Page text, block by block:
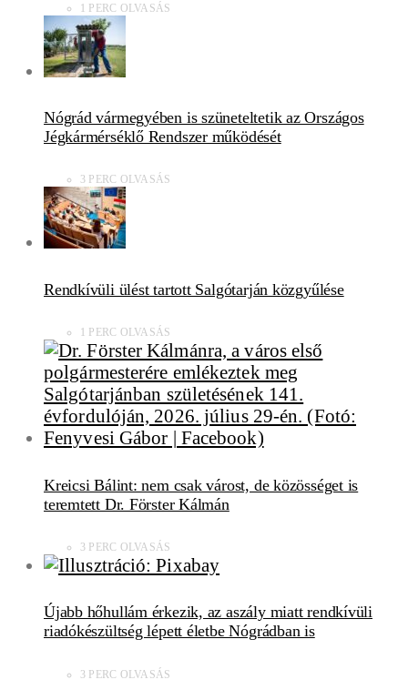
1 PERC OLVASÁS
Nógrád vármegyében is szüneteltetik az Országos
Jégkármérséklő Rendszer működését
3 PERC OLVASÁS
Rendkívüli ülést tartott Salgótarján közgyűlése
1 PERC OLVASÁS
Kreicsi Bálint: nem csak várost, de közösséget is
teremtett Dr. Förster Kálmán
3 PERC OLVASÁS
Újabb hőhullám érkezik, az aszály miatt rendkívüli
riadókészültség lépett életbe Nógrádban is
3 PERC OLVASÁS